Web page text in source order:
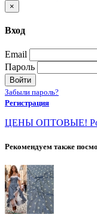
×
Вход
Email
Пароль
Войти
Забыли пароль?
Регистрация
ЦЕНЫ ОПТОВЫЕ!
Рекомендуем также